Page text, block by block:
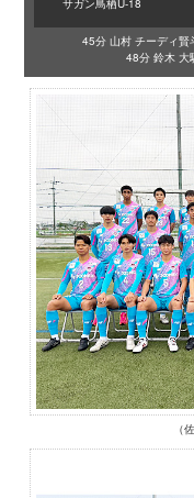
45分 山村 チーディ賢
48分 鈴木 大
（